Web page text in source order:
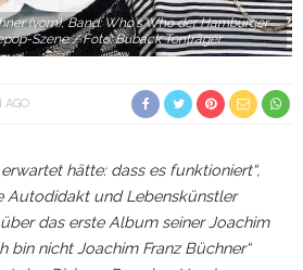
(vorn), Band: Who's'Who der Hamburger
Szene / Foto: Buback Tonträger
AGO
hätte: dass es funktioniert“,
Autodidakt und Lebenskünstler
das erste Album seiner Joachim
bin nicht Joachim Franz Büchner“